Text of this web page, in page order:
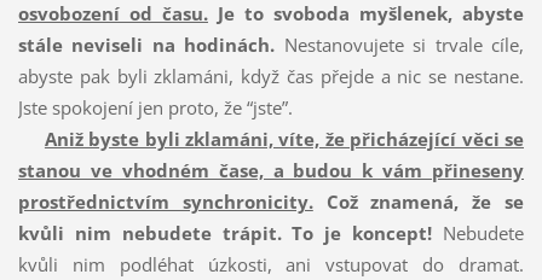
osvobození od času. Je to svoboda myšlenek, abyste
stále neviseli na hodinách. Nestanovujete si trvale cíle,
abyste pak byli zklamáni, když čas přejde a nic se nestane.
Jste spokojení jen proto, že “jste”.
Aniž byste byli zklamáni, víte, že přicházející věci se
stanou ve vhodném čase, a budou k vám přineseny
prostřednictvím synchronicity.
Což znamená, že se
kvůli nim nebudete trápit. To je koncept! Nebudete
kvůli nim podléhat úzkosti, ani vstupovat do dramat.